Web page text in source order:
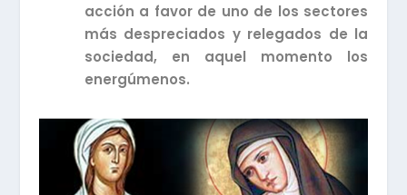
acción a favor de uno de los sectores
más despreciados y relegados de la
sociedad, en aquel momento los
energúmenos.